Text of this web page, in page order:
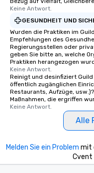
Keine Antwort.
GESUNDHEIT UND
Wurden die Praktiken im
Empfehlungen des
Regierungsstellen oder
geben Sie bitte an, welche
Praktiken herangezogen
Keine Antwort.
Reinigt und desinfiziert
öffentlich zugänglichen
Restaurants, Aufzüge,
Maßnahmen, die ergriffen
Keine Antwort.
Alle
Melden Sie ein Problem mit
Cvent